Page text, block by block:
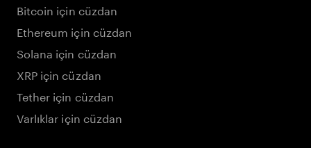
Bitcoin için cüzdan
Ethereum için cüzdan
Solana için cüzdan
XRP için cüzdan
Tether için cüzdan
Varlıklar için cüzdan